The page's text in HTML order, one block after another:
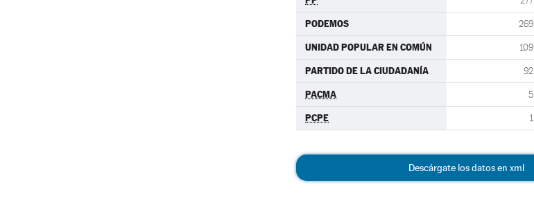
PODEMOS 269
UNIDAD POPULAR EN COMÚN 109
PARTIDO DE LA CIUDADANÍA 92
PACMA 5
PCPE 1
Descárgate los datos en xml